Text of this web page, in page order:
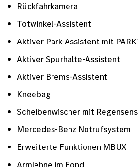
Rückfahrkamera
Totwinkel-Assistent
Aktiver Park-Assistent mit
Aktiver Spurhalte-Assistent
Aktiver Brems-Assistent
Kneebag
Scheibenwischer mit
Mercedes-Benz Notrufsystem
Erweiterte Funktionen MBUX
Armlehne im Fond